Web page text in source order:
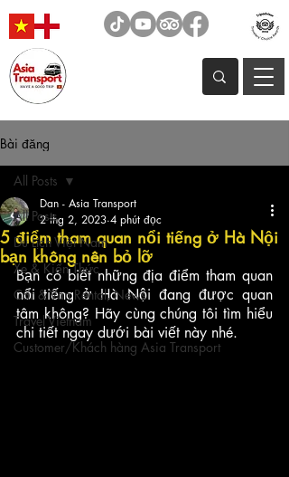
Bài đăng
All Posts
Du Lịch Việt Nam
Xe & Kiến Thức
Car & Van Rental, News
Travel Vietnam
Customer/Khách hàng Asia Transport
All Posts
5 điểm tham quan nổi tiếng ở Hà Nội
bạn không nên bỏ lỡ
Dan - Asia Transport
2 thg 2, 2023 4 phút đọc
Bạn có biết những địa điểm tham quan
nổi tiếng ở Hà Nội đang được quan
tâm không? Hãy cùng chúng tôi tìm hiểu
chi tiết ngay dưới bài viết này nhé.